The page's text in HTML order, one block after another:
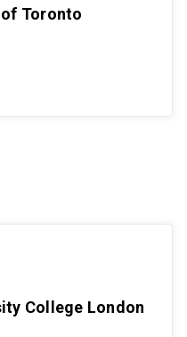
Toronto
College London